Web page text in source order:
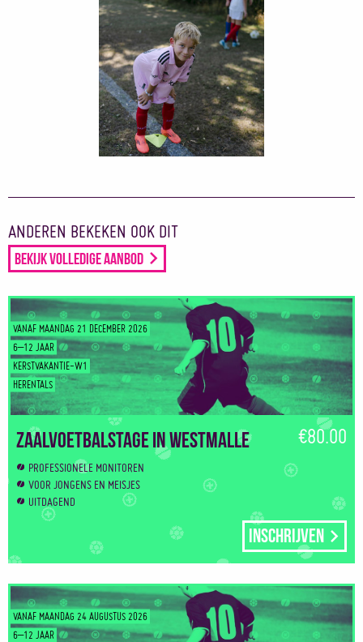
ANDEREN BEKEKEN OOK DIT
Bekijk volledige aanbod
VANAF MAANDAG 21 DECEMBER 2026
6–12 JAAR
KERSTVAKANTIE-W1
HERENTALS
Zaalvoetbalstage in Westmalle €80.00
PROFESSIONELE MONITOREN
VOOR JONGENS EN MEISJES
UITDAGEND
Inschrijven
VANAF MAANDAG 24 AUGUSTUS 2026
6–12 JAAR